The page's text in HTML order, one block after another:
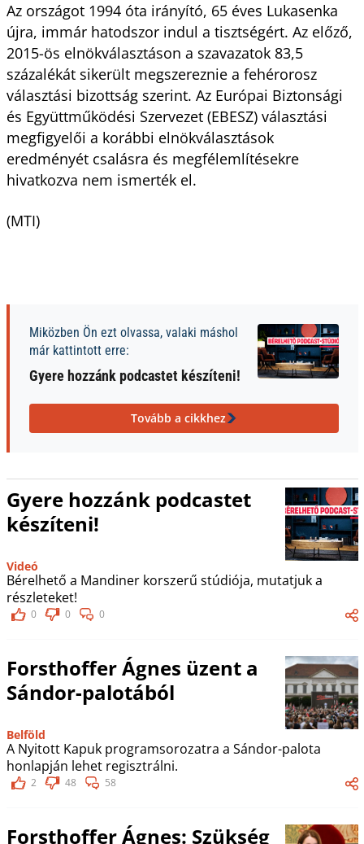
Az országot 1994 óta irányító, 65 éves Lukasenka
újra, immár hatodszor indul a tisztségért. Az előző,
2015-ös elnökválasztáson a szavazatok 83,5
százalékát sikerült megszereznie a fehérorosz
választási bizottság szerint. Az Európai Biztonsági
és Együttműködési Szervezet (EBESZ) választási
megfigyelői a korábbi elnökválasztások
eredményét csalásra és megfélemlítésekre
hivatkozva nem ismerték el.
(MTI)
Miközben Ön ezt olvassa, valaki máshol
már kattintott erre:
Gyere hozzánk podcastet készíteni!
Tovább a cikkhez
Gyere hozzánk podcastet
készíteni!
Videó
Bérelhető a Mandiner korszerű stúdiója, mutatjuk a
részleteket!
0 0 0
Forsthoffer Ágnes üzent a
Sándor-palotából
Belföld
A Nyitott Kapuk programsorozatra a Sándor-palota
honlapján lehet regisztrálni.
2 48 58
Forsthoffer Ágnes: Szükség